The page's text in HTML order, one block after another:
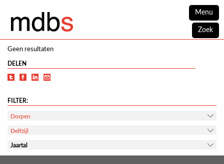
Menu
Zoek
Geen resultaten
DELEN
FILTER:
Dorpen
Delfzijl
Jaartal